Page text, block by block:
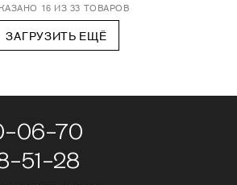
16 ИЗ 33 ТОВАРОВ
ЗАГРУЗИТЬ ЕЩЁ
06-70
51-28